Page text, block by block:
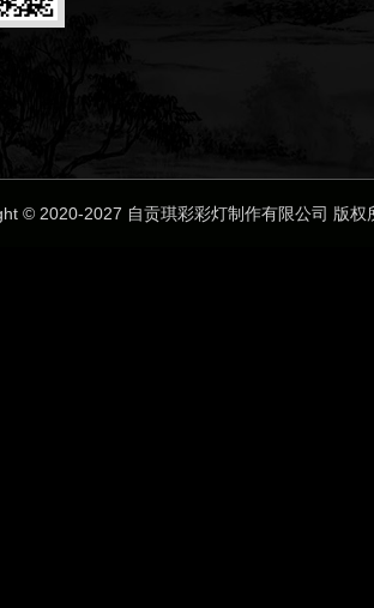
© 2020-2027 自贡琪彩彩灯制作有限公司 版